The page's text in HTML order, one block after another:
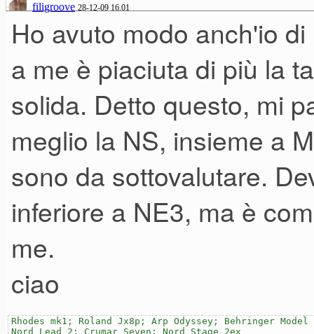
filigroove 28-12-09 16.01
Ho avuto modo anch'io
a me è piaciuta di più la
solida. Detto questo, mi
meglio la NS, insieme a
sono da sottovalutare.
inferiore a NE3, ma è
me.
ciao
Rhodes mk1; Roland Jx8p; Arp Odyssey; Behringer
Nord Lead 2; Crumar Seven; Nord Stage 2ex